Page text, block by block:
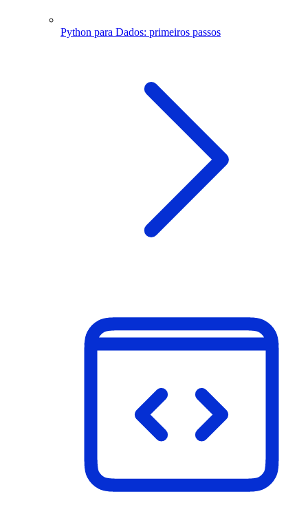
Python para Dados: primeiros passos